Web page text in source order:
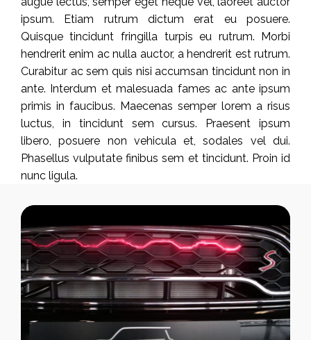
ipsum. Etiam rutrum dictum erat eu posuere.
Quisque tincidunt fringilla turpis eu rutrum. Morbi
hendrerit enim ac nulla auctor, a hendrerit est rutrum.
Curabitur ac sem quis nisi accumsan tincidunt non in
ante. Interdum et malesuada fames ac ante ipsum
primis in faucibus. Maecenas semper lorem a risus
luctus, in tincidunt sem cursus. Praesent ipsum
libero, posuere non vehicula et, sodales vel dui.
Phasellus vulputate finibus sem et tincidunt. Proin id
nunc ligula.